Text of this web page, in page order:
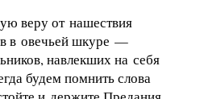
веру от нашествия
в овечьей шкуре —
навлекших на себя
будем помнить слова